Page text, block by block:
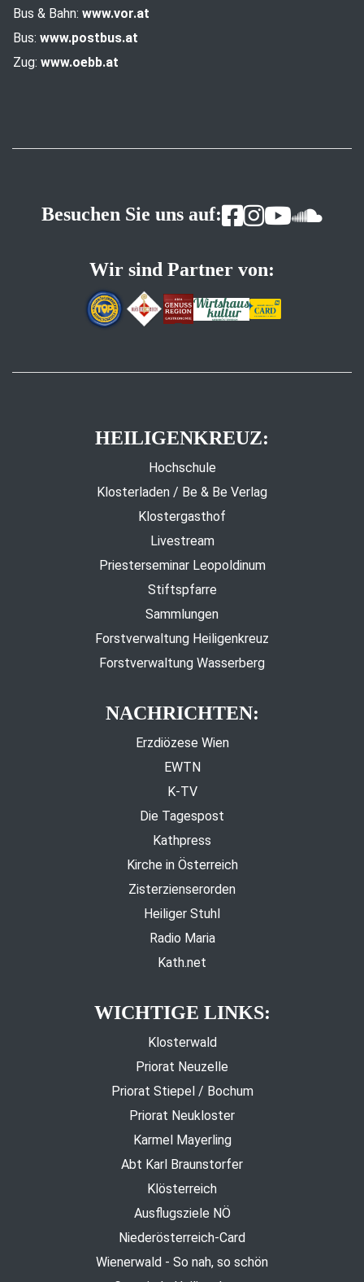
Bus & Bahn: www.vor.at
Bus: www.postbus.at
Zug: www.oebb.at
Besuchen Sie uns auf:
Wir sind Partner von:
HEILIGENKREUZ:
Hochschule
Klosterladen / Be & Be Verlag
Klostergasthof
Livestream
Priesterseminar Leopoldinum
Stiftspfarre
Sammlungen
Forstverwaltung Heiligenkreuz
Forstverwaltung Wasserberg
NACHRICHTEN:
Erzdiözese Wien
EWTN
K-TV
Die Tagespost
Kathpress
Kirche in Österreich
Zisterzienserorden
Heiliger Stuhl
Radio Maria
Kath.net
WICHTIGE LINKS:
Klosterwald
Priorat Neuzelle
Priorat Stiepel / Bochum
Priorat Neukloster
Karmel Mayerling
Abt Karl Braunstorfer
Klösterreich
Ausflugsziele NÖ
Niederösterreich-Card
Wienerwald - So nah, so schön